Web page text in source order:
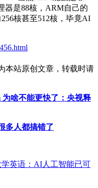
器是88核，ARM自己的
核甚至512核，毕竟AI
本站原创文章，转载时请
啥不能更快了：央视释
多人都搞错了